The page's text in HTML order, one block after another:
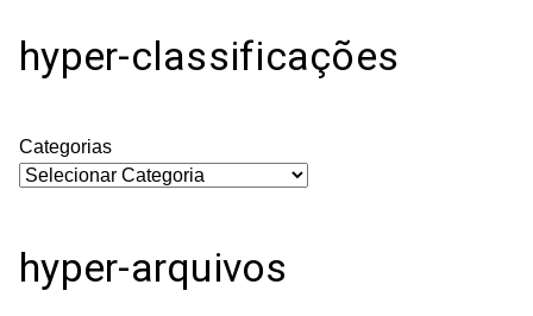
hyper-classificações
Categorias
hyper-arquivos